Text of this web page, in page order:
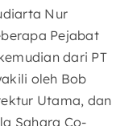
Nur
Pejabat
dari PT
oleh Bob
Utama, dan
Sahara Co-